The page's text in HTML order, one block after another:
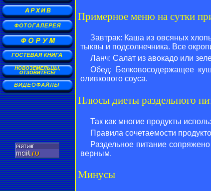
Примерное меню на сутки
Завтрак: Каша из овсяных
тыквы и подсолнечника. Все
Ланч: Салат из авокадо или
Обед: Белковосодержащее
оливкового соуса.
Плюсы диеты раздельного
Так как многие продукты
Правила сочетаемости
Раздельное питание
верным.
Минусы